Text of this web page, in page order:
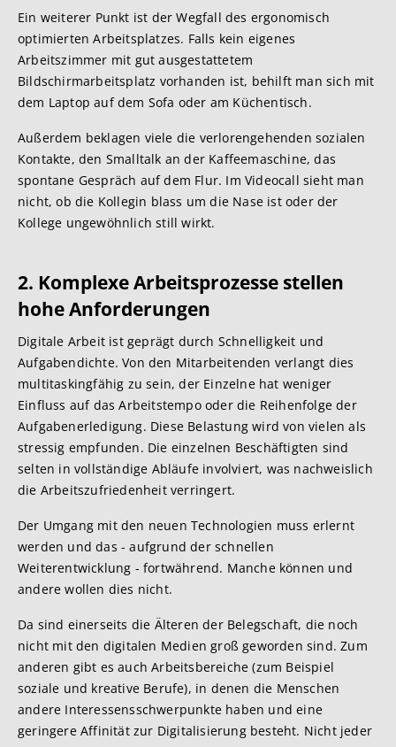
Ein weiterer Punkt ist der Wegfall des ergonomisch
optimierten Arbeitsplatzes. Falls kein eigenes
Arbeitszimmer mit gut ausgestattetem
Bildschirmarbeitsplatz vorhanden ist, behilft man sich mit
dem Laptop auf dem Sofa oder am Küchentisch.
Außerdem beklagen viele die verlorengehenden sozialen
Kontakte, den Smalltalk an der Kaffeemaschine, das
spontane Gespräch auf dem Flur. Im Videocall sieht man
nicht, ob die Kollegin blass um die Nase ist oder der
Kollege ungewöhnlich still wirkt.
2. Komplexe Arbeitsprozesse stellen
hohe Anforderungen
Digitale Arbeit ist geprägt durch Schnelligkeit und
Aufgabendichte. Von den Mitarbeitenden verlangt dies
multitaskingfähig zu sein, der Einzelne hat weniger
Einfluss auf das Arbeitstempo oder die Reihenfolge der
Aufgabenerledigung. Diese Belastung wird von vielen als
stressig empfunden. Die einzelnen Beschäftigten sind
selten in vollständige Abläufe involviert, was nachweislich
die Arbeitszufriedenheit verringert.
Der Umgang mit den neuen Technologien muss erlernt
werden und das - aufgrund der schnellen
Weiterentwicklung - fortwährend. Manche können und
andere wollen dies nicht.
Da sind einerseits die Älteren der Belegschaft, die noch
nicht mit den digitalen Medien groß geworden sind. Zum
anderen gibt es auch Arbeitsbereiche (zum Beispiel
soziale und kreative Berufe), in denen die Menschen
andere Interessensschwerpunkte haben und eine
geringere Affinität zur Digitalisierung besteht. Nicht jeder